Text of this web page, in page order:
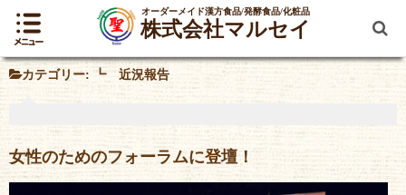
オーダーメイド漢方食品/発酵食品/化粧品
株式会社マルセイ
カテゴリー: ┗ 近況報告
女性のためのフォーラムに登壇！